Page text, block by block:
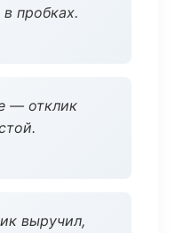
пробках.
— отклик
выручил,